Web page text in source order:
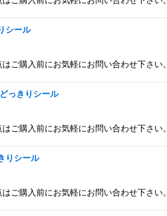
シール
ご購入前にお気軽にお問い合わせ下さい。
っきりシール
ご購入前にお気軽にお問い合わせ下さい。
りシール
ご購入前にお気軽にお問い合わせ下さい。